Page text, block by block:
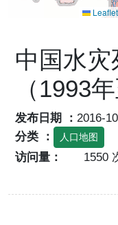
Leaflet
中国水灾
（1993
发布日期 ： 2016-
分类 ：
人口地图
访问量： 1550